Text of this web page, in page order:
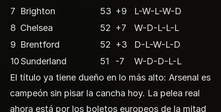
7
Brighton 53 +9
L-W-L-W-D
8 Chelsea 52 +7
W-D-L-L-L
9 Brentford 52 +3
D-L-W-L-D
10Sunderland 51 -7
W-D-D-L-L
El título ya tiene dueño en lo más alto: Arsenal es
campeón sin pisar la cancha hoy. La pelea real
ahora está por los boletos europeos de la mitad